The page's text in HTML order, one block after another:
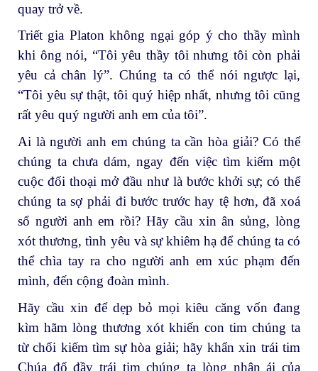
quay trở về.
Triết gia Platon không ngại góp ý cho thầy mình
khi ông nói, “Tôi yêu thầy tôi nhưng tôi còn phải
yêu cả chân lý”. Chúng ta có thể nói ngược lại,
“Tôi yêu sự thật, tôi quý hiệp nhất, nhưng tôi cũng
rất yêu quý người anh em của tôi”.
Ai là người anh em chúng ta cần hòa giải? Có thể
chúng ta chưa dám, ngay đến việc tìm kiếm một
cuộc đối thoại mở đầu như là bước khởi sự; có thể
chúng ta sợ phải đi bước trước hay tệ hơn, đã xoá
sổ người anh em rồi? Hãy cầu xin ân sủng, lòng
xót thương, tình yêu và sự khiêm hạ để chúng ta có
thể chìa tay ra cho người anh em xúc phạm đến
mình, đến cộng đoàn mình.
Hãy cầu xin để dẹp bỏ mọi kiêu căng vốn đang
kìm hãm lòng thương xót khiến con tim chúng ta
từ chối kiếm tìm sự hòa giải; hãy khẩn xin trái tim
Chúa đổ đầy trái tim chúng ta lòng nhân ái của